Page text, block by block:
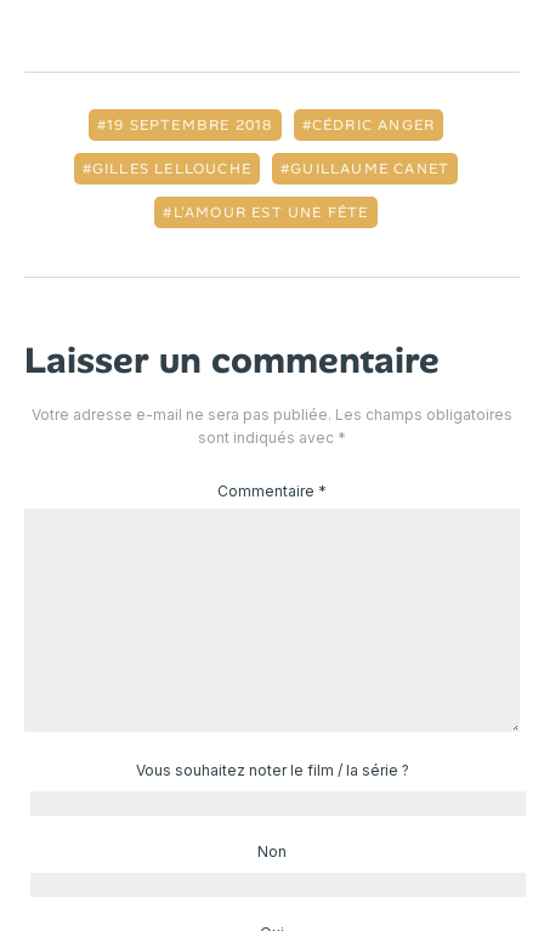
19 SEPTEMBRE 2018 CÉDRIC ANGER
GILLES LELLOUCHE GUILLAUME CANET
L'AMOUR EST UNE FÊTE
Laisser un commentaire
Votre adresse e-mail ne sera pas publiée. Les champs obligatoires
sont indiqués avec *
Commentaire *
Vous souhaitez noter le film / la série ?
Non